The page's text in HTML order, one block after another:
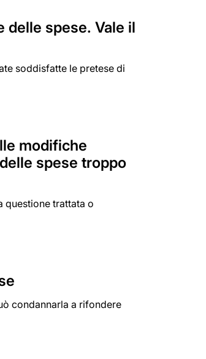
delle spese. Vale il
soddisfatte le pretese di
modifiche
spese troppo
questione trattata o
condannarla a rifondere